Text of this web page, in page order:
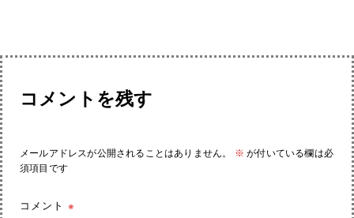
コメントを残す
メールアドレスが公開されることはありません。 ※ が付いている欄は必
須項目です
コメント※